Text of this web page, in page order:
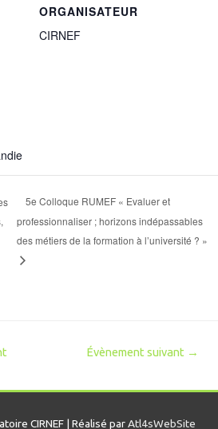
ORGANISATEUR
CIRNEF
5e Colloque RUMEF « Evaluer et
professionnaliser ; horizons indépassables
des métiers de la formation à l’université ? »
Évènement suivant →
CIRNEF | Réalisé parAtl4sWebSite